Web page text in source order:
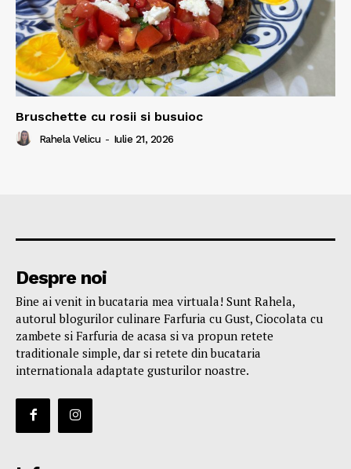
Bruschette cu rosii si busuioc
Rahela Velicu - Iulie 21, 2026
Despre noi
Bine ai venit in bucataria mea virtuala! Sunt Rahela,
autorul blogurilor culinare Farfuria cu Gust, Ciocolata cu
zambete si Farfuria de acasa si va propun retete
traditionale simple, dar si retete din bucataria
internationala adaptate gusturilor noastre.